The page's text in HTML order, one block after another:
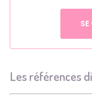
Les références